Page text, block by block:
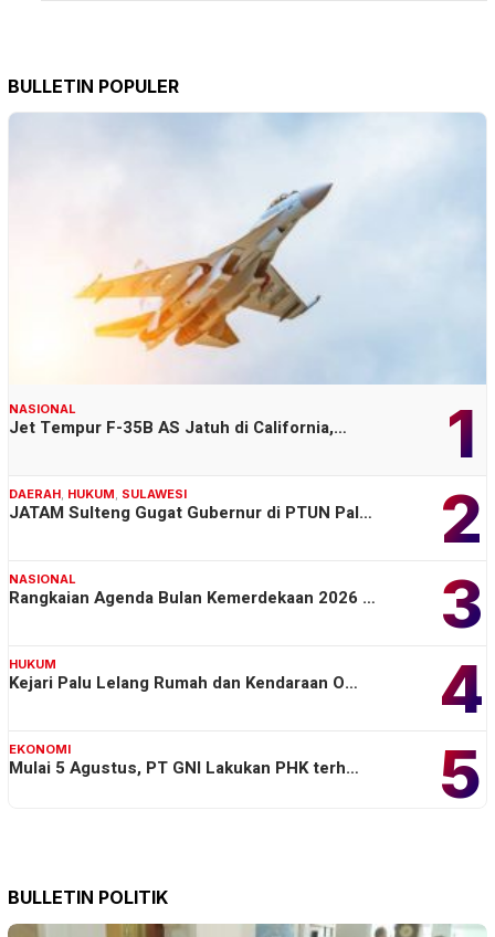
BULLETIN POPULER
1
NASIONAL
Jet Tempur F-35B AS Jatuh di California,…
2
DAERAH, HUKUM, SULAWESI
JATAM Sulteng Gugat Gubernur di PTUN Pal…
3
NASIONAL
Rangkaian Agenda Bulan Kemerdekaan 2026 …
4
HUKUM
Kejari Palu Lelang Rumah dan Kendaraan O…
5
EKONOMI
Mulai 5 Agustus, PT GNI Lakukan PHK terh…
BULLETIN POLITIK